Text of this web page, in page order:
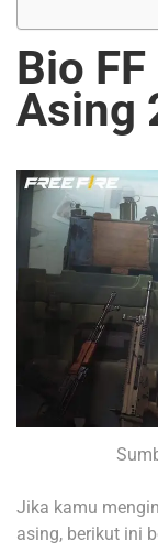
Bio
Asing
Jika kamu
asing, berikut ini